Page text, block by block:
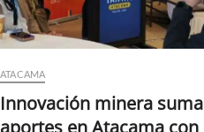
ATACAMA
Innovación minera
aportes en Atacama con